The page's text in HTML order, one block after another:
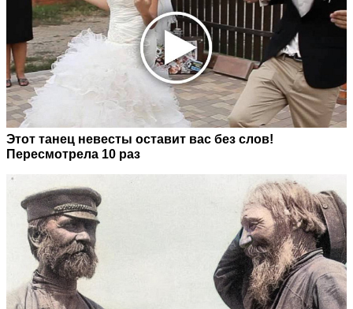
Этот танец невесты оставит вас без слов!
Пересмотрела 10 раз